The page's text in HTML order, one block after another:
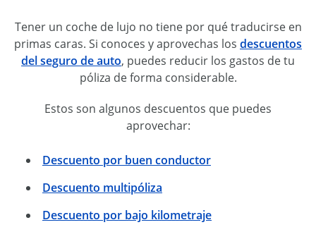
Tener un coche de lujo no tiene por qué traducirse en
primas caras. Si conoces y aprovechas los descuentos
del seguro de auto, puedes reducir los gastos de tu
póliza de forma considerable.
Estos son algunos descuentos que puedes
aprovechar:
Descuento por buen conductor
Descuento multipóliza
Descuento por bajo kilometraje